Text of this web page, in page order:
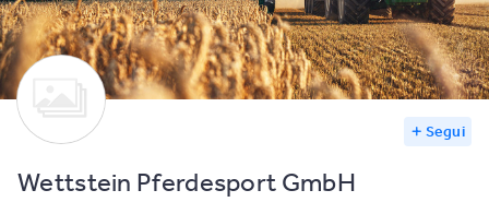
Segui
Wettstein Pferdesport GmbH